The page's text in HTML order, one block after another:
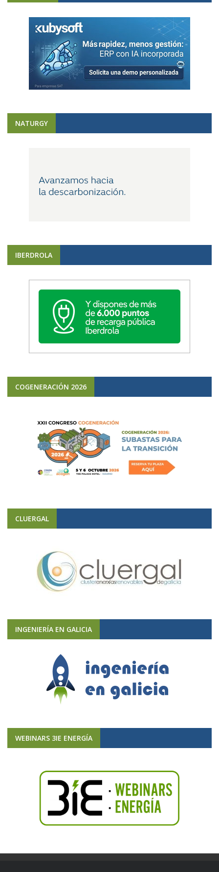
NATURGY
IBERDROLA
COGENERACIÓN 2026
CLUERGAL
INGENIERÍA EN GALICIA
WEBINARS 3IE ENERGÍA